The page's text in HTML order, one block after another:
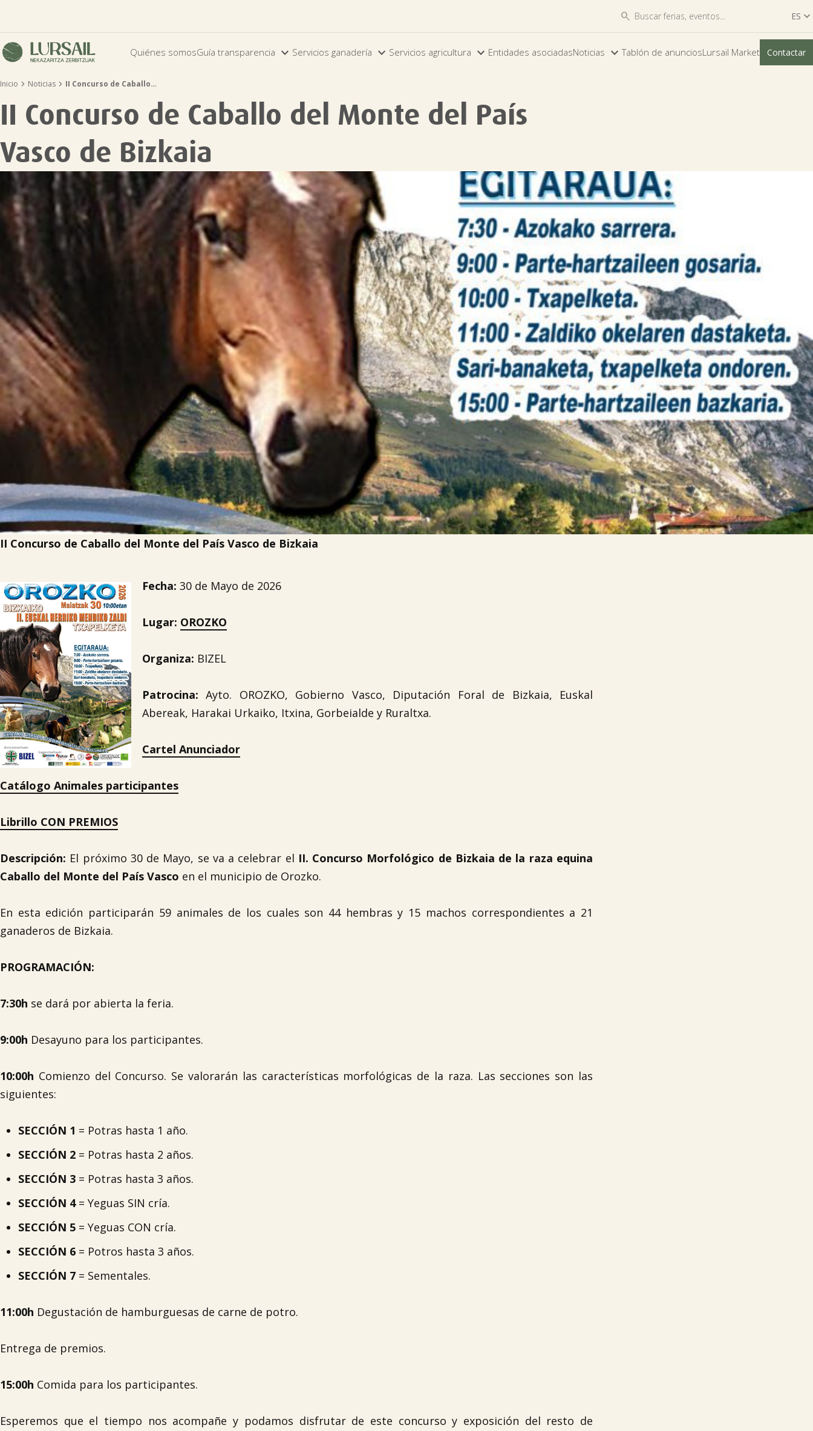
 ES 
ES
EU
Quiénes somosGuía transparencia  Servicios ganadería  Servicios agricultura  Entidades asociadasNoticias Tablón de anunciosLursail Market Contactar
Inicio  Noticias  II Concurso de Caballo…
II Concurso de Caballo del Monte del País
Vasco de Bizkaia
II Concurso de Caballo del Monte del País Vasco de Bizkaia
Fecha: 30 de Mayo de 2026
Lugar: OROZKO
Organiza: BIZEL
Patrocina: Ayto. OROZKO, Gobierno Vasco, Diputación Foral de Bizkaia, Euskal
Abereak, Harakai Urkaiko, Itxina, Gorbeialde y Ruraltxa.
Cartel Anunciador
Catálogo Animales participantes
Librillo CON PREMIOS
Descripción: El próximo 30 de Mayo, se va a celebrar el II. Concurso Morfológico de Bizkaia de la raza equina
Caballo del Monte del País Vasco en el municipio de Orozko.
En esta edición participarán 59 animales de los cuales son 44 hembras y 15 machos correspondientes a 21
ganaderos de Bizkaia.
PROGRAMACIÓN:
7:30h se dará por abierta la feria.
9:00h Desayuno para los participantes.
10:00h Comienzo del Concurso. Se valorarán las características morfológicas de la raza. Las secciones son las
siguientes:
SECCIÓN 1 = Potras hasta 1 año.
SECCIÓN 2 = Potras hasta 2 años.
SECCIÓN 3 = Potras hasta 3 años.
SECCIÓN 4= Yeguas SIN cría.
SECCIÓN 5 = Yeguas CON cría.
SECCIÓN 6 = Potros hasta 3 años.
SECCIÓN 7 = Sementales.
11:00h Degustación de hamburguesas de carne de potro.
Entrega de premios.
15:00h Comida para los participantes.
Esperemos que el tiempo nos acompañe y podamos disfrutar de este concurso y exposición del resto de